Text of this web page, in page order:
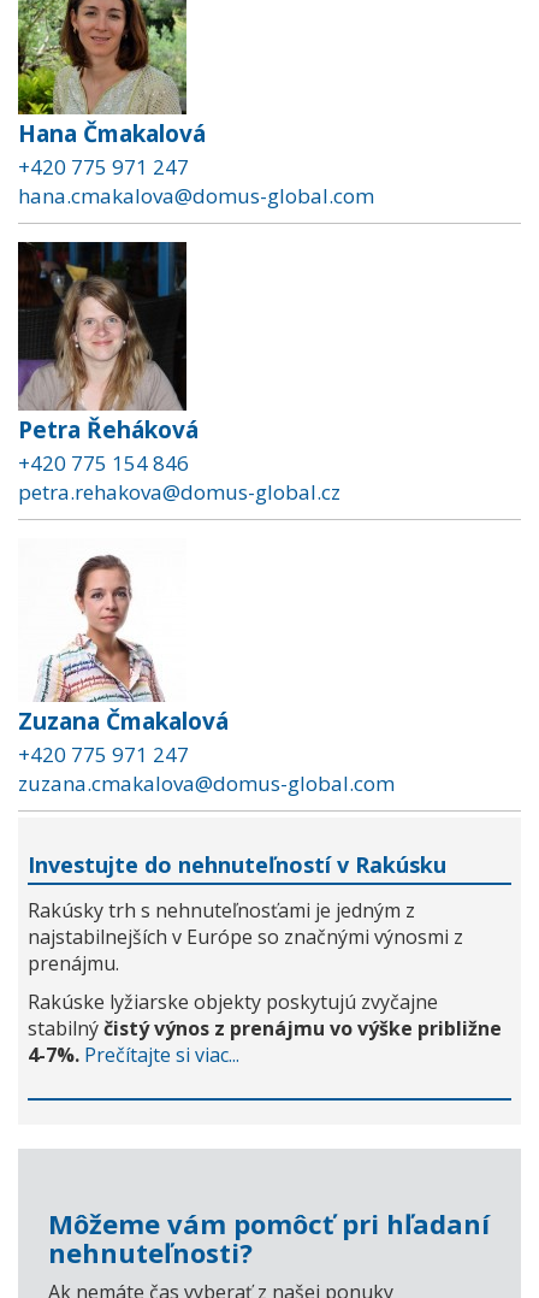
Hana Čmakalová
+420 775 971 247
hana.cmakalova@domus-global.com
Petra Řeháková
+420 775 154 846
petra.rehakova@domus-global.cz
Zuzana Čmakalová
+420 775 971 247
zuzana.cmakalova@domus-global.com
Investujte do nehnuteľností v Rakúsku
Rakúsky trh s nehnuteľnosťami je jedným z
najstabilnejších v Európe so značnými výnosmi z
prenájmu.
Rakúske lyžiarske objekty poskytujú zvyčajne
stabilnýčistý výnos z prenájmu vo výške približne
4-7%. Prečítajte si viac...
Môžeme vám pomôcť pri hľadaní
nehnuteľnosti?
Ak nemáte čas vyberať z našej ponuky